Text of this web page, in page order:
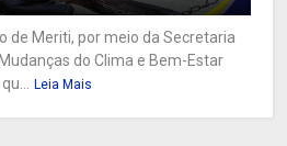
de Meriti, por meio da Secretaria
do Clima e Bem-Estar
Leia Mais